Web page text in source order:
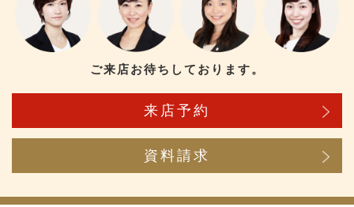
ご来店お待ちしております。
来店予約
資料請求